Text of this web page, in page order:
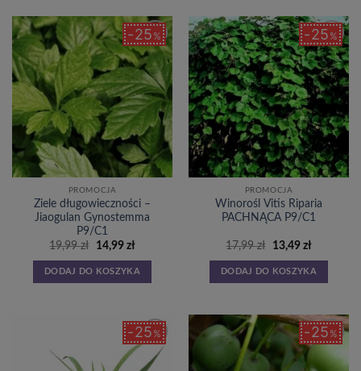
25%
Dodaj
do
listy
życzeń
PROMOCJA
Ziele długowieczności –
Jiaogulan Gynostemma
P9/C1
19,99zł
Pierwotna
wynosiła:
19,99 zł.
14,99 złAktualna
wynosi:
14,99 zł.
DODAJ DO KOSZYKA
25%
Dodaj
do
listy
życzeń
PROMOCJA
Winorośl Vitis Riparia
PACHNĄCA P9/C1
17,99zł
Pierwotna
wynosiła:
17,99 zł.
13,49 złAktualna
wynosi:
13,49 zł.
DODAJ DO KOSZYKA
25%
Dodaj
do
25%
Dodaj